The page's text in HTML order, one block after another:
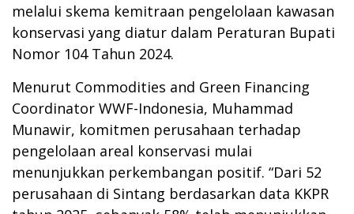
melalui skema kemitraan pengelolaan kawasan
konservasi yang diatur dalam Peraturan Bupati
Nomor 104 Tahun 2024.
Menurut Commodities and Green Financing
Coordinator WWF-Indonesia, Muhammad
Munawir, komitmen perusahaan terhadap
pengelolaan areal konservasi mulai
menunjukkan perkembangan positif. “Dari 52
perusahaan di Sintang berdasarkan data KKPR